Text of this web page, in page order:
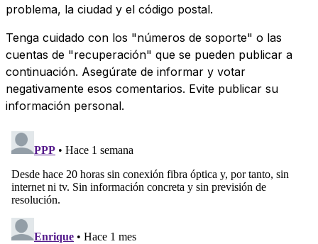
problema, la ciudad y el código postal.
Tenga cuidado con los "números de soporte" o las
cuentas de "recuperación" que se pueden publicar a
continuación. Asegúrate de informar y votar
negativamente esos comentarios. Evite publicar su
información personal.